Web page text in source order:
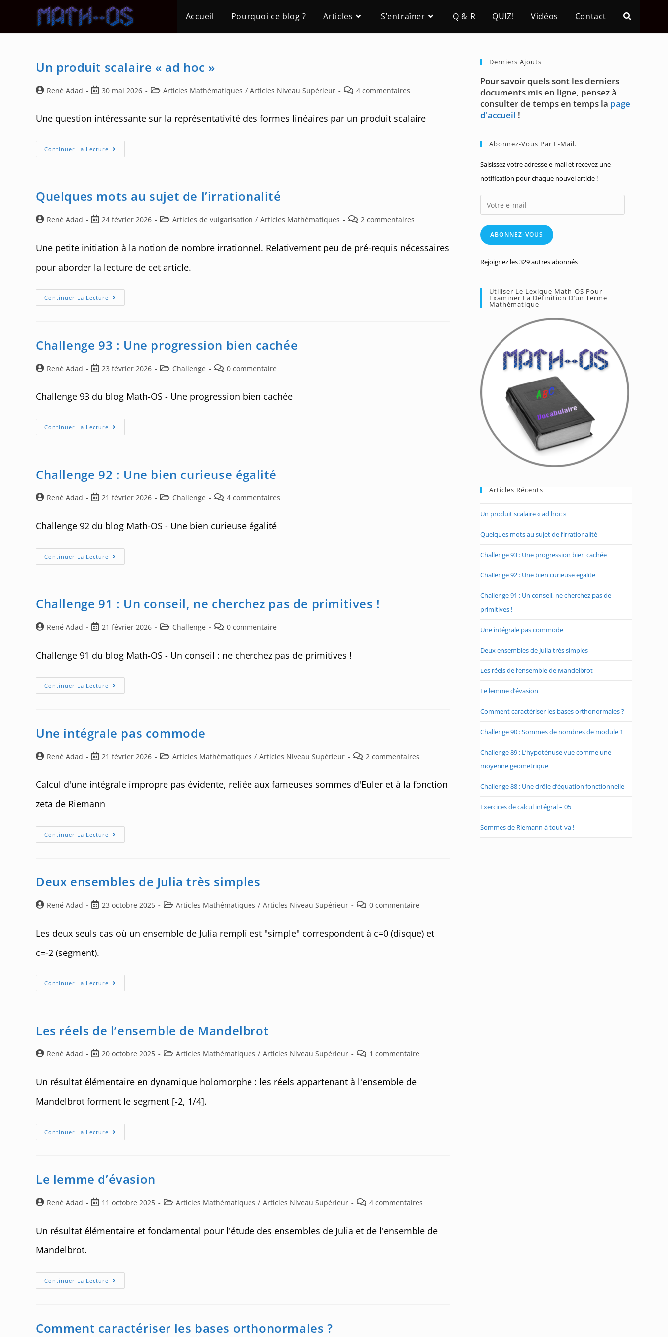
content
Accueil Pourquoi ce blog ? Articles S’entraîner Q & R QUIZ! Vidéos Contact
Un produit scalaire « ad hoc »
Auteur/autrice
publication :
René Adad
Post30 mai 2026
PostArticles Mathématiques / Articles Niveau Supérieur
Post4 commentaires
Une question intéressante sur la représentativité des formes linéaires par un produit scalaire
Continuer La Lecture Un
Produit
Quelques mots au sujet de l’irrationalité
Auteur/autrice
publication :
René Adad
Post24 février 2026
PostArticles de vulgarisation / Articles Mathématiques
Post2 commentaires
Une petite initiation à la notion de nombre irrationnel. Relativement peu de pré-requis nécessaires
pour aborder la lecture de cet article.
Continuer La Lecture Quelques
Mots
Challenge 93 : Une progression bien cachée
Auteur/autrice
publication :
René Adad
Post23 février 2026
PostChallenge
Post0 commentaire
Challenge 93 du blog Math-OS - Une progression bien cachée
Continuer La Lecture Challenge
93
Cachée
Challenge 92 : Une bien curieuse égalité
Auteur/autrice
publication :
René Adad
Post21 février 2026
PostChallenge
Post4 commentaires
Challenge 92 du blog Math-OS - Une bien curieuse égalité
Continuer La Lecture Challenge
92
Égalité
Challenge 91 : Un conseil, ne cherchez pas de primitives !
Auteur/autrice
publication :
René Adad
Post21 février 2026
PostChallenge
Post0 commentaire
Challenge 91 du blog Math-OS - Un conseil : ne cherchez pas de primitives !
Continuer La Lecture Challenge
91
Cherchez
Pas
Une intégrale pas commode
Auteur/autrice
publication :
René Adad
Post21 février 2026
PostArticles Mathématiques / Articles Niveau Supérieur
Post2 commentaires
Calcul d'une intégrale impropre pas évidente, reliée aux fameuses sommes d'Euler et à la fonction
zeta de Riemann
Continuer La Lecture Une
Intégrale
Deux ensembles de Julia très simples
Auteur/autrice
publication :
René Adad
Post23 octobre 2025
PostArticles Mathématiques / Articles Niveau Supérieur
Post0 commentaire
Les deux seuls cas où un ensemble de Julia rempli est "simple" correspondent à c=0 (disque) et
c=-2 (segment).
Continuer La Lecture Deux
Ensembles
Les réels de l’ensemble de Mandelbrot
Auteur/autrice
publication :
René Adad
Post20 octobre 2025
PostArticles Mathématiques / Articles Niveau Supérieur
Post1 commentaire
Un résultat élémentaire en dynamique holomorphe : les réels appartenant à l'ensemble de
Mandelbrot forment le segment [-2, 1/4].
Continuer La Lecture Les
Réels
Le lemme d’évasion
Auteur/autrice
publication :
René Adad
Post11 octobre 2025
PostArticles Mathématiques / Articles Niveau Supérieur
Post4 commentaires
Un résultat élémentaire et fondamental pour l'étude des ensembles de Julia et de l'ensemble de
Mandelbrot.
Continuer La Lecture Le
Lemme
Comment caractériser les bases orthonormales ?
Derniers Ajouts
Pour savoir quels sont les derniers
documents mis en ligne, pensez à
consulter de temps en temps la page
d'accueil !
Abonnez-Vous Par E-Mail.
Saisissez votre adresse e-mail et recevez une
notification pour chaque nouvel article !
Votre
e-
mailABONNEZ-VOUS
Rejoignez les 329 autres abonnés
Utiliser Le Lexique Math-OS Pour
Examiner La Définition D’un Terme
Mathématique
Articles Récents
Un produit scalaire « ad hoc »
Quelques mots au sujet de l’irrationalité
Challenge 93 : Une progression bien cachée
Challenge 92 : Une bien curieuse égalité
Challenge 91 : Un conseil, ne cherchez pas de
primitives !
Une intégrale pas commode
Deux ensembles de Julia très simples
Les réels de l’ensemble de Mandelbrot
Le lemme d’évasion
Comment caractériser les bases orthonormales ?
Challenge 90 : Sommes de nombres de module 1
Challenge 89 : L’hypoténuse vue comme une
moyenne géométrique
Challenge 88 : Une drôle d’équation fonctionnelle
Exercices de calcul intégral – 05
Sommes de Riemann à tout-va !